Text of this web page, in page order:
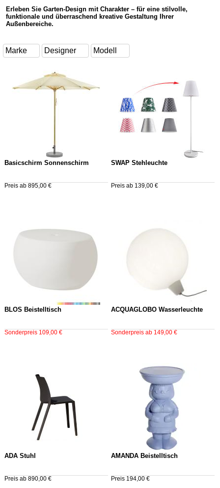
Erleben Sie Garten-Design mit Charakter – für eine stilvolle,
funktionale und überraschend kreative Gestaltung Ihrer
Außenbereiche.
Basicschirm Sonnenschirm
Preis ab 895,00 €
SWAP Stehleuchte
Preis ab 139,00 €
BLOS Beistelltisch
Sonderpreis 109,00 €
ACQUAGLOBO Wasserleuchte
Sonderpreis ab 149,00 €
ADA Stuhl
Preis ab 890,00 €
AMANDA Beistelltisch
Preis 194,00 €